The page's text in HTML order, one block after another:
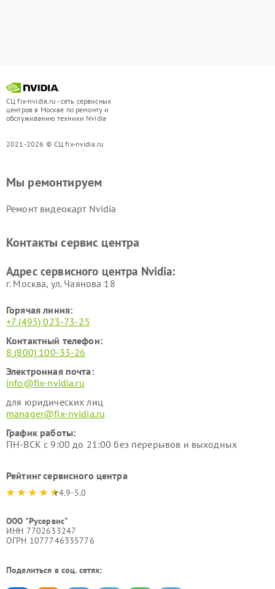
СЦ fix-nvidia.ru - сеть сервисных
центров в Москве по ремонту и
обслуживанию техники Nvidia
2021-2026 © СЦ fix-nvidia.ru
Мы ремонтируем
Ремонт видеокарт Nvidia
Контакты сервис центра
Адрес сервисного центра Nvidia:
г. Москва, ул. Чаянова 18
Горячая линия:
+7 (495) 023-73-25
Контактный телефон:
8 (800) 100-33-26
Электронная почта:
info@fix-nvidia.ru
для юридических лиц
manager@fix-nvidia.ru
График работы:
ПН-ВСК с 9:00 до 21:00 без перерывов и выходных
Рейтинг сервисного центра
4.9-5.0
ООО "Русервис"
ИНН 7702633247
ОГРН 1077746335776
Поделиться в соц. сетях: